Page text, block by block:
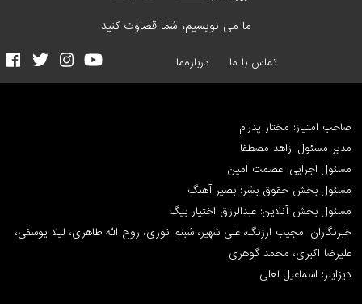
ما می نویسیم، شما قضاوت کنید
تماس با ما درباره‌ما
صاحب امتیاز: مختار پدرام
مدیر مسئول: زاهد مصطفا
مسئول اجرایی: عصمت امین
مسئول بخش حقوق بشر: بصیر آهنگ
مسئول بخش آنلاین: عبدالرزق اختیار بیگ
خبرنگاران: مجیب ارژنگ، علی شهیر، شبنم نوری، روح الله طاهری، لیلا یوسفی،
علیرضا اکبری، محمد گوهری
دیزاینر: اسماعیل لعلی